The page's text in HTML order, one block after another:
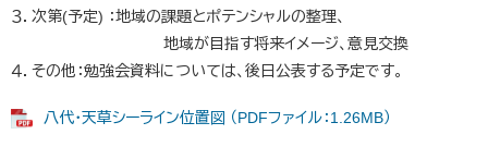
３．次第(予定) ：地域の課題とポテンシャルの整理、
地域が目指す将来イメージ、意見交換
４．その他：勉強会資料については、後日公表する予定です。
八代・天草シーライン位置図 （PDFファイル：1.26MB）